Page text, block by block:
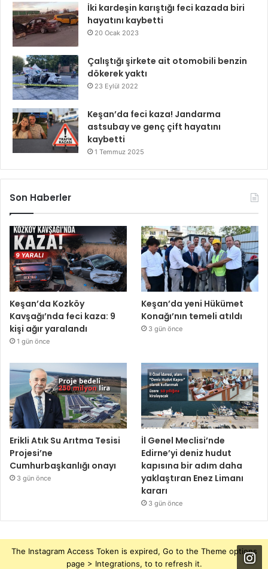
İki kardeşin karıştığı feci kazada biri
hayatını kaybetti
20 Ocak 2023
Çalıştığı şirkete ait otomobili benzin
dökerek yaktı
23 Eylül 2022
Keşan’da feci kaza! Jandarma
astsubay ve genç çift hayatını
kaybetti
1 Temmuz 2025
Son Haberler
Keşan’da Kozköy
Kavşağı’nda feci kaza: 9
kişi ağır yaralandı
1 gün önce
Keşan’da yeni Hükümet
Konağı’nın temeli atıldı
3 gün önce
Erikli Atık Su Arıtma Tesisi
Projesi’ne
Cumhurbaşkanlığı onayı
3 gün önce
İl Genel Meclisi’nde
Edirne’yi deniz hudut
kapısına bir adım daha
yaklaştıran Enez Limanı
kararı
3 gün önce
The Instagram Access Token is expired, Go to the Theme options
page > Integrations, to to refresh it.